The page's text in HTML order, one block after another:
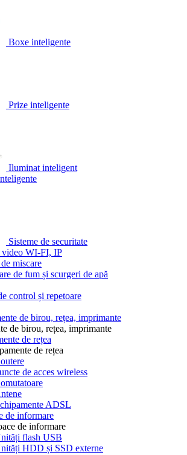
Boxe inteligente
Prize inteligente
Iluminat inteligent
Sisteme de securitate
video WI-FI, IP
miscare
de fum și scurgeri de apă
control și repetoare
de birou, rețea, imprimante
de birou, rețea, imprimante
de rețea
de rețea
de acces wireless
ADSL
de informare
de informare
flash USB
HDD și SSD externe